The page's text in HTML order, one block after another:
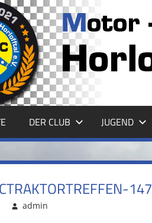
DER CLUB JUGEND
147
admin